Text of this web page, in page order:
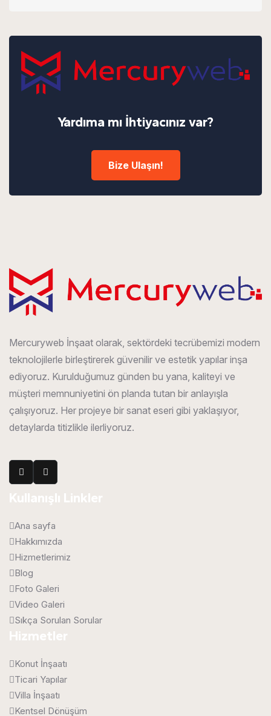
Yardıma mı İhtiyacınız var?
Bize Ulaşın!
Mercuryweb İnşaat olarak, sektördeki tecrübemizi modern
teknolojilerle birleştirerek güvenilir ve estetik yapılar inşa
ediyoruz. Kurulduğumuz günden bu yana, kaliteyi ve
müşteri memnuniyetini ön planda tutan bir anlayışla
çalışıyoruz. Her projeye bir sanat eseri gibi yaklaşıyor,
detaylarda titizlikle ilerliyoruz.
Kullanışlı Linkler
Ana sayfa
Hakkımızda
Hizmetlerimiz
Blog
Foto Galeri
Video Galeri
Sıkça Sorulan Sorular
Hizmetler
Konut İnşaatı
Ticari Yapılar
Villa İnşaatı
Kentsel Dönüşüm